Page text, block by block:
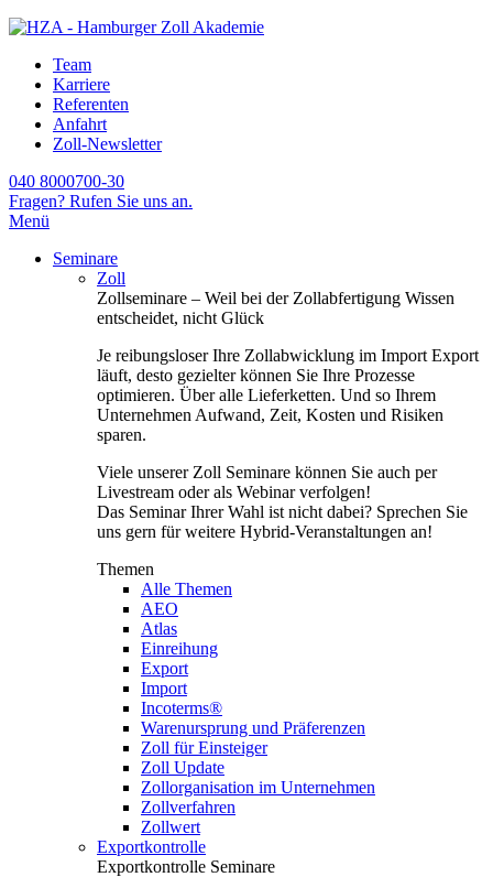
Team
Karriere
Referenten
Anfahrt
Zoll-Newsletter
040 8000700-30
Fragen? Rufen Sie uns an.
Menü
Seminare
Zoll
Zollseminare – Weil bei der Zollabfertigung Wissen
entscheidet, nicht Glück
Je reibungsloser Ihre Zollabwicklung im Import Export
läuft, desto gezielter können Sie Ihre Prozesse
optimieren. Über alle Lieferketten. Und so Ihrem
Unternehmen Aufwand, Zeit, Kosten und Risiken
sparen.
Viele unserer Zoll Seminare können Sie auch per
Livestream oder als Webinar verfolgen!
Das Seminar Ihrer Wahl ist nicht dabei? Sprechen Sie
uns gern für weitere Hybrid-Veranstaltungen an!
Themen
Alle Themen
AEO
Atlas
Einreihung
Export
Import
Incoterms®
Warenursprung und Präferenzen
Zoll für Einsteiger
Zoll Update
Zollorganisation im Unternehmen
Zollverfahren
Zollwert
Exportkontrolle
Exportkontrolle Seminare